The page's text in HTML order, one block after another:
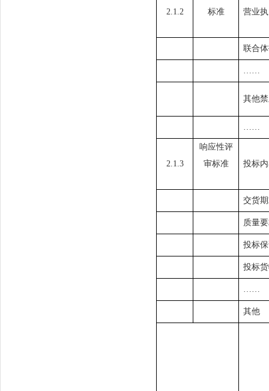
2.1.2
标准
营业
联合
……
其他
……
2.1.3
响应性评
审标准
投标
交货
质量
投标
投标
……
其他